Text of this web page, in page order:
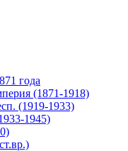
года
(1871-1918)
(1919-1933)
1945)